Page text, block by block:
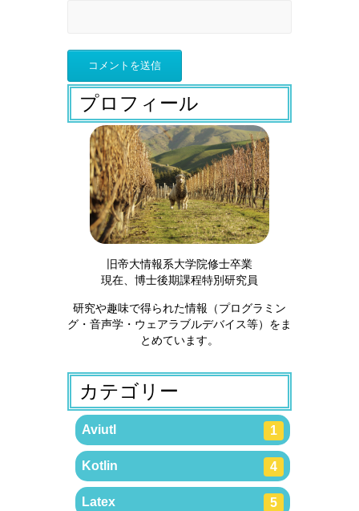
プロフィール
旧帝大情報系大学院修士卒業
現在、博士後期課程特別研究員
研究や趣味で得られた情報（プログラミン
グ・音声学・ウェアラブルデバイス等）をま
とめています。
カテゴリー
Aviutl 1
Kotlin 4
Latex 5